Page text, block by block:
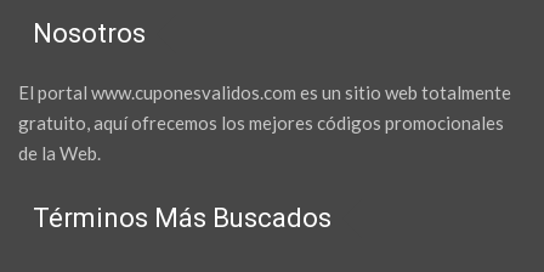
Nosotros
El portal www.cuponesvalidos.com es un sitio web totalmente
gratuito, aquí ofrecemos los mejores códigos promocionales
de la Web.
Términos Más Buscados